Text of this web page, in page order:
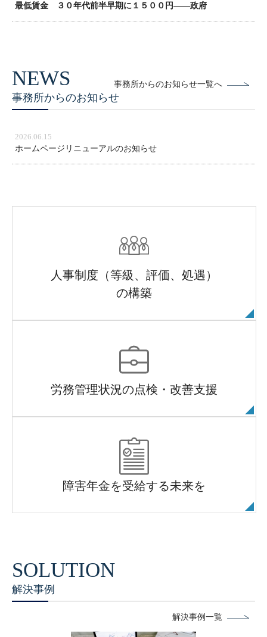
最低賃金 ３０年代前半早期に１５００円――政府
事務所からのお知らせ
事務所からのお知らせ一覧へ
2026.06.15
ホームページリニューアルのお知らせ
人事制度（等級、評価、処遇）
の構築
労務管理状況の点検・改善支援
障害年金を受給する未来を
解決事例
解決事例一覧